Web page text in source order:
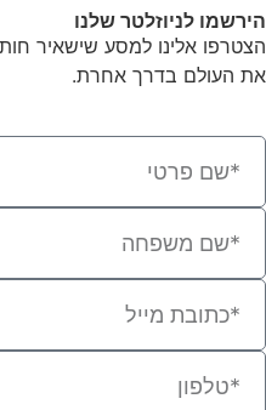
הירשמו לניוזלטר שלנו
הצטרפו אלינו למסע שישאיר
את העולם בדרך אחרת.